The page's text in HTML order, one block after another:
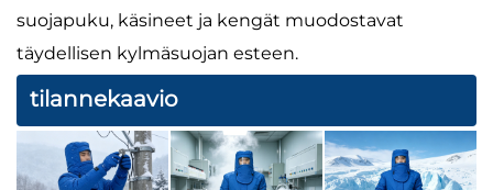
suojapuku, käsineet ja kengät muodostavat
täydellisen kylmäsuojan esteen.
tilannekaavio